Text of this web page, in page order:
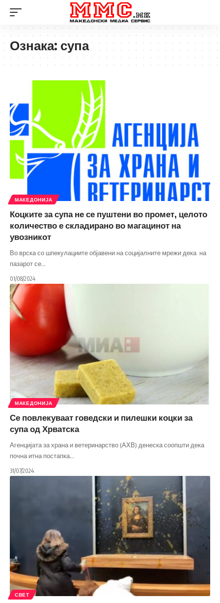
Ознака: супа
МАКЕДОНИЈА
Коцките за супа не се пуштени во промет, целото
количество е складирано во магацинот на
увозникот
Во врска со шпекулациите објавени на социјалните мрежи дека на
пазарот се…
01/08/2024
МАКЕДОНИЈА
Се повлекуваат говедски и пилешки коцки за
супа од Хрватска
Агенцијата за храна и ветеринарство (АХВ) денеска соопшти дека
почна итна постапка…
31/07/2024
СВЕТ